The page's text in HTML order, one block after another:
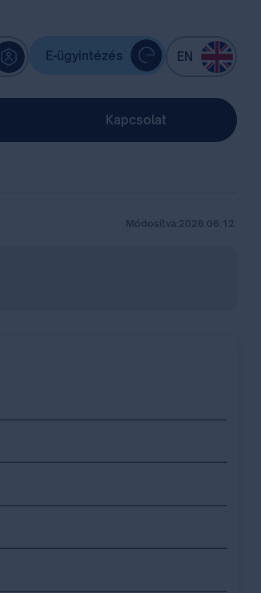
E-ügyintézés EN
Kapcsolat
Módosítva:2026.06.12.